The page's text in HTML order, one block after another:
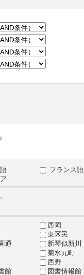
フランス語
西岡
東区民
通 新琴似新川
菊水元町
西野
館 図書情報館